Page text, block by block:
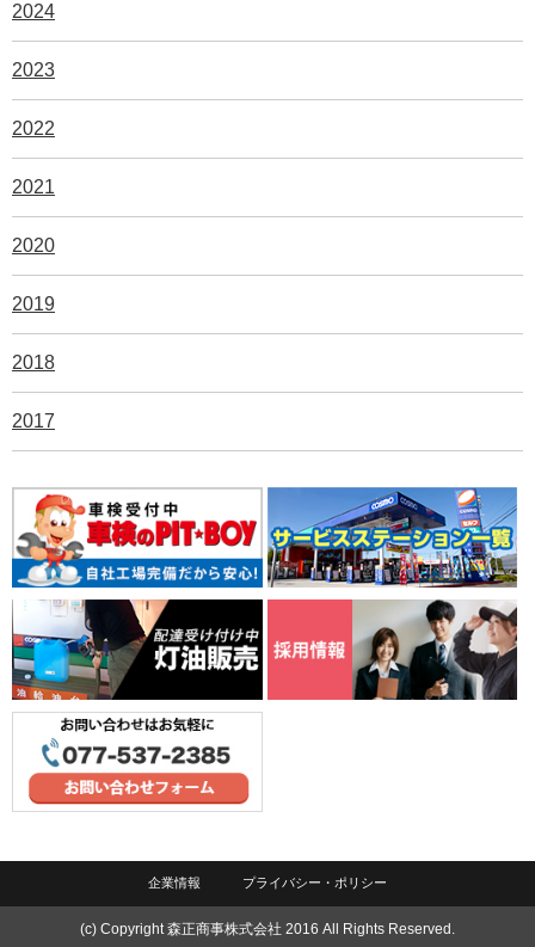
2024
2023
2022
2021
2020
2019
2018
2017
企業情報 プライバシー・ポリシー
(c) Copyright 森正商事株式会社 2016 All Rights Reserved.